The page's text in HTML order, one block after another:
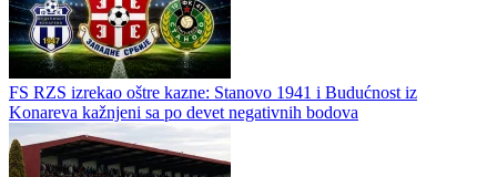
FS RZS izrekao oštre kazne: Stanovo 1941 i Budućnost iz
Konareva kažnjeni sa po devet negativnih bodova